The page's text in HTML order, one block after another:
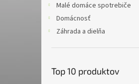
Malé domáce spotrebiče
Domácnosť
Záhrada a dielňa
Top 10 produktov